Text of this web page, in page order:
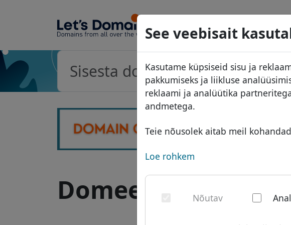
See veebisait
Kasutame küpsiseid sisu ja
pakkumiseks ja liikluse
reklaami ja analüütika
andmetega.
Teie nõusolek aitab meil
Loe rohkem
Nõutav
Domeenid
Domeeni andmebaas
Hinnakiri
Soodustused
Üleandmine
Otsi
Domeen .travel -